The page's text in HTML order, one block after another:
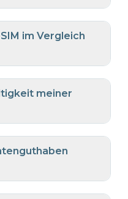
im Vergleich
meiner